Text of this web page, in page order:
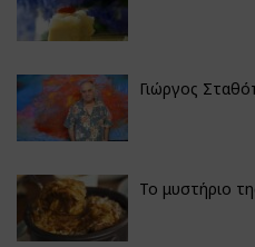
Γιώργος
Το μυστήριο